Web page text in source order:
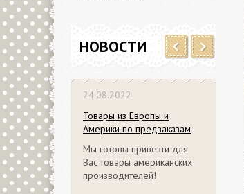
НОВОСТИ
24.08.2022
Товары из Европы и
Америки по предзаказам
Мы готовы привезти для
Вас товары американских
производителей!